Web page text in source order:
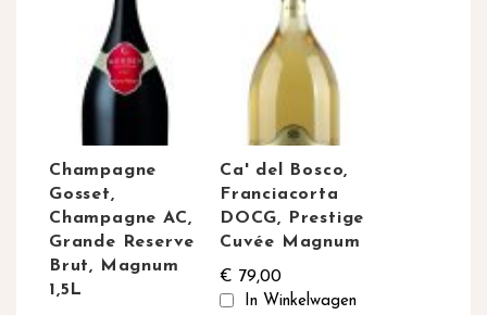
Champagne
Gosset,
Champagne AC,
Grande Reserve
Brut, Magnum
1,5L
Ca' del Bosco,
Franciacorta
DOCG, Prestige
Cuvée Magnum
€ 79,00
In Winkelwagen